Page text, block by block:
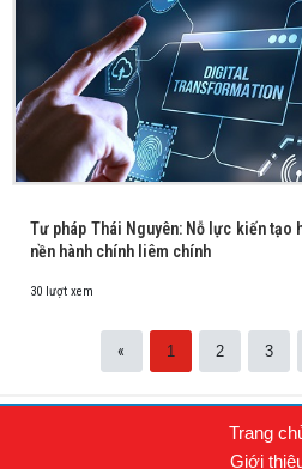
Tư pháp Thái Nguyên: Nỗ lực kiến tạo
nền hành chính liêm chính
30 lượt xem
« 1 2 3
Trang
Giới